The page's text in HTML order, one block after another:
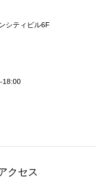
シティビル6F
クセス